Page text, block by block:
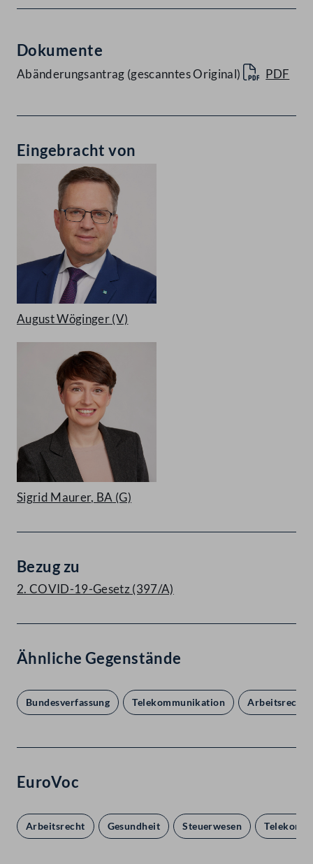
Dokumente
Abänderungsantrag (gescanntes Original) PDF
Eingebracht von
August Wöginger(V)
Sigrid Maurer, BA (G)
Bezug zu
2. COVID-19-Gesetz (397/A)
Ähnliche Gegenstände
Bundesverfassung Telekommunikation Arbeitsrecht
EuroVoc
Arbeitsrecht Gesundheit Steuerwesen